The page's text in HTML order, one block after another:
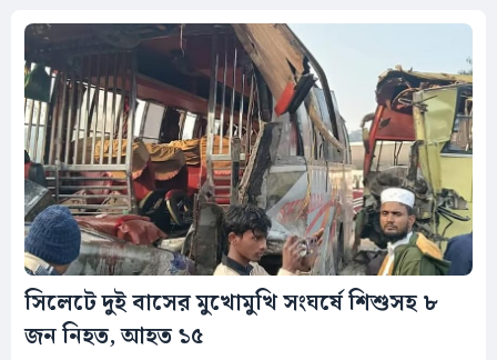
সিলেটে দুই বাসের মুখোমুখি সংঘর্ষে শিশুসহ ৮
জন নিহত, আহত ১৫